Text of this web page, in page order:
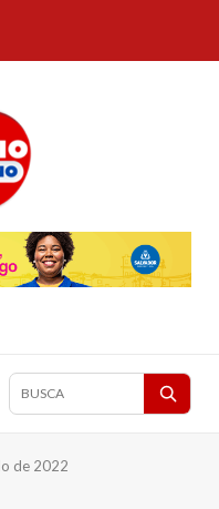
Pesquisar
de 2022